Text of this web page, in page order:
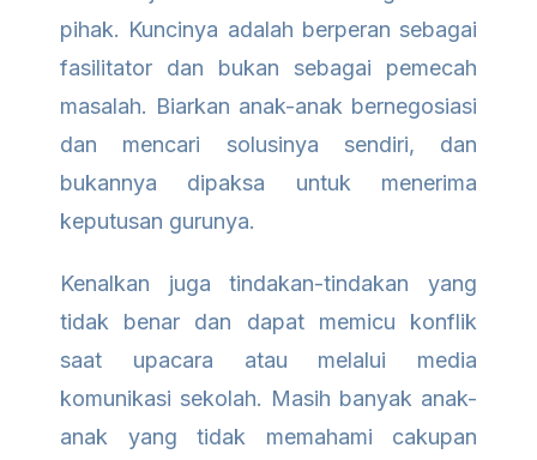
pihak. Kuncinya adalah berperan sebagai
fasilitator dan bukan sebagai pemecah
masalah. Biarkan anak-anak bernegosiasi
dan mencari solusinya sendiri, dan
bukannya dipaksa untuk menerima
keputusan gurunya.
Kenalkan juga tindakan-tindakan yang
tidak benar dan dapat memicu konflik
saat upacara atau melalui media
komunikasi sekolah. Masih banyak anak-
anak yang tidak memahami cakupan